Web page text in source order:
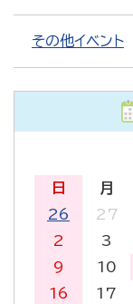
その他イベント
日 月
26
27
2
3
9
10
16
17